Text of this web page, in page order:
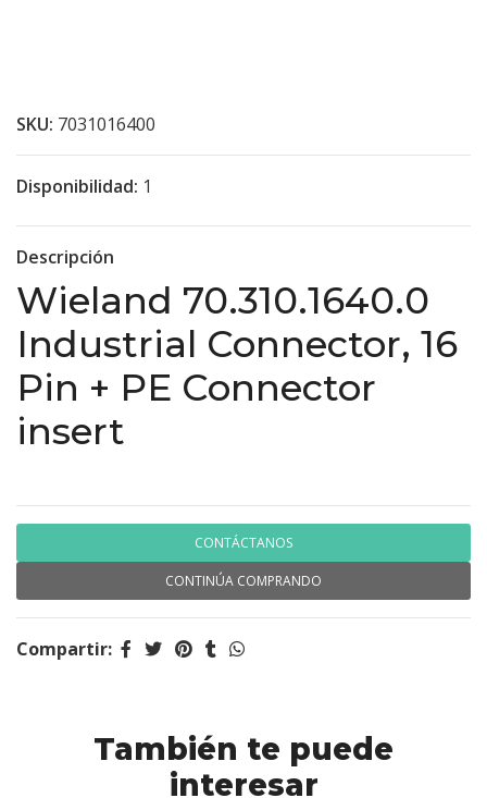
SKU: 7031016400
Disponibilidad: 1
Descripción
Wieland 70.310.1640.0
Industrial Connector, 16
Pin + PE Connector
insert
CONTÁCTANOS
CONTINÚA COMPRANDO
Compartir:
También te puede
interesar